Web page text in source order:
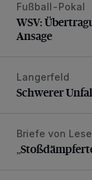
WSV:
Fußball-Pokal
WSV:
Ansage
Schwerer
Langerfeld
Schwerer
Briefe von